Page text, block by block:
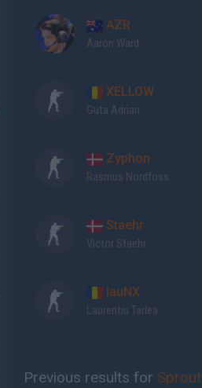
AZR
Aaron Ward
XELLOW
Guta Adrian
Zyphon
Rasmus Nordfoss
Staehr
Victor Staehr
lauNX
Laurentiu Tarlea
Previous results for Sprout